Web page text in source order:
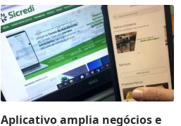
Aplicativo amplia negócios e